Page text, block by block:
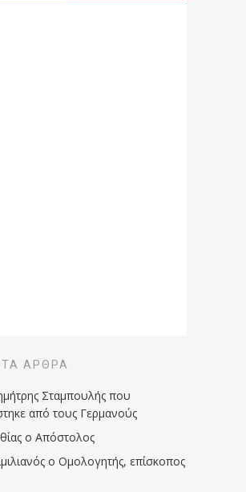
ΆΡΘΡΑ
Σταμπουλής που
από τους Γερμανούς
ο Απόστολος
ο Ομολογητής, επίσκοπος